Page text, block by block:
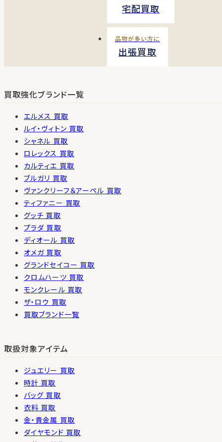
宅配買取
品物が多い方に
出張買取
買取強化ブランド一覧
エルメス 買取
ルイ・ヴィトン 買取
シャネル 買取
ロレックス 買取
カルティエ 買取
ブルガリ 買取
ヴァンクリーフ＆アーペル 買取
ティファニー 買取
グッチ 買取
プラダ 買取
ディオール 買取
オメガ 買取
グランドセイコー 買取
クロムハーツ 買取
モンクレール 買取
ザ・ロウ 買取
買取ブランド一覧
取扱対象アイテム
ジュエリー 買取
時計 買取
バッグ 買取
衣料 買取
金・貴金属 買取
ダイヤモンド 買取